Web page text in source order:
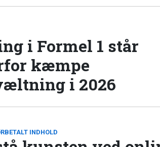
i Formel 1 står
kæmpe
i 2026
INDHOLD